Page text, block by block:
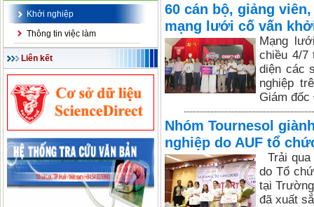
Khởi nghiệp
Thông tin việc làm
Liên kết
60 cán bộ, giảng
mạng lưới cố vấn
Mạng
chiều 4/7
diện các
nghiệp
Giám
Nhóm Tournesol
nghiệp do AUF tổ
Trải
do Tổ
tại
đã xuất